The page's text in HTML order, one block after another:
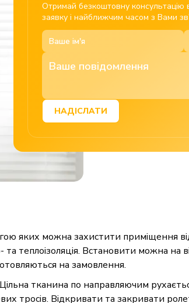
Отримай безкоштовну консультацію
заявку і найближчим часом з Вами
НАДІСЛАТИ
яких можна захистити приміщення
теплоізоляція. Встановити можна на
на замовлення.
тканина по направляючим
тросів. Відкривати та закривати